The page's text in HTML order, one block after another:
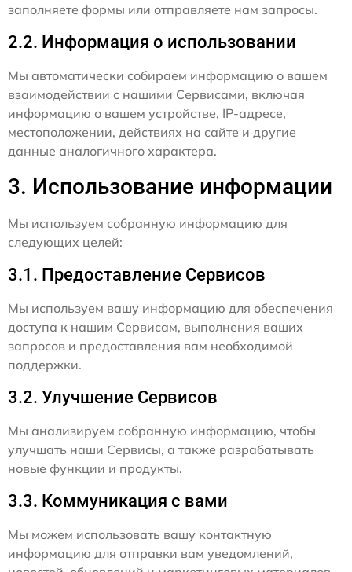
заполняете формы или отправляете нам запросы.
2.2. Информация о использовании
Мы автоматически собираем информацию о вашем
взаимодействии с нашими Сервисами, включая
информацию о вашем устройстве, IP-адресе,
местоположении, действиях на сайте и другие
данные аналогичного характера.
3. Использование информации
Мы используем собранную информацию для
следующих целей:
3.1. Предоставление Сервисов
Мы используем вашу информацию для обеспечения
доступа к нашим Сервисам, выполнения ваших
запросов и предоставления вам необходимой
поддержки.
3.2. Улучшение Сервисов
Мы анализируем собранную информацию, чтобы
улучшать наши Сервисы, а также разрабатывать
новые функции и продукты.
3.3. Коммуникация с вами
Мы можем использовать вашу контактную
информацию для отправки вам уведомлений,